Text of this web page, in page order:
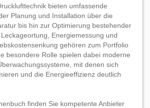
bieten umfassende
Planung und Installation über die
bis hin zur Optimierung bestehender
Energiemessung und
gehören zum Portfolio
besondere Rolle spielen dabei moderne
mit denen sich
und die Energieeffizienz deutlich
finden Sie kompetente Anbieter